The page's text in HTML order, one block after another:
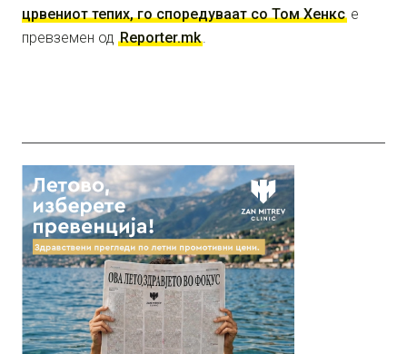
црвениот тепих, го споредуваат со Том Хенкс е
превземен од Reporter.mk.